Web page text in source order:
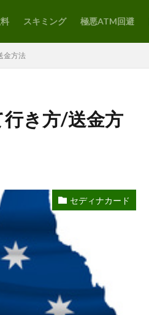
スキミング 極悪ATM回避
金方法
き方/送金方
セディナカード